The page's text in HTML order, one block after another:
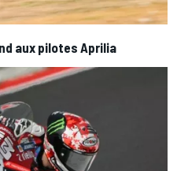
aux pilotes Aprilia